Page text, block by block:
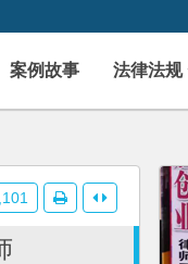
案例故事 法律法规